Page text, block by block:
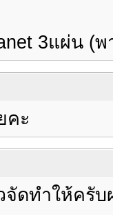
3แผ่น (
คะ
จัดทำให้ครั